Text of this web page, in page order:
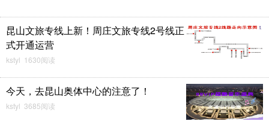
昆山文旅专线上新！周庄文旅专线2号线正
式开通运营
kstyl 1630阅读
今天，去昆山奥体中心的注意了！
kstyl 3685阅读